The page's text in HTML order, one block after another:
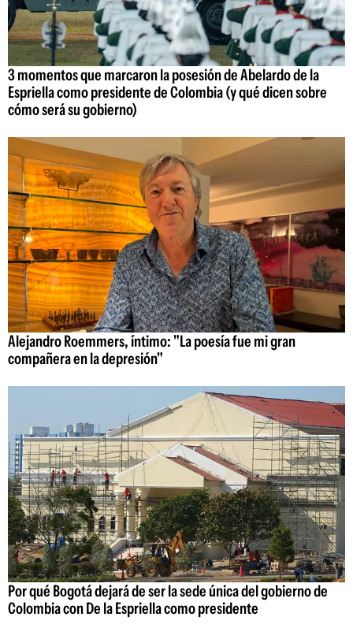
3 momentos que marcaron la posesión de Abelardo de la
Espriella como presidente de Colombia (y qué dicen sobre
cómo será su gobierno)
Alejandro Roemmers, íntimo: "La poesía fue mi gran
compañera en la depresión"
Por qué Bogotá dejará de ser la sede única del gobierno de
Colombia con De la Espriella como presidente